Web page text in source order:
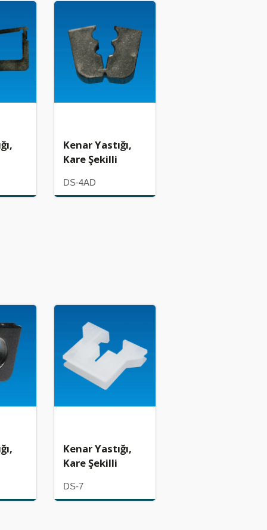
Kenar Yastığı,
Kare Şekilli
DS-4AD
Kenar Yastığı,
Kare Şekilli
DS-7